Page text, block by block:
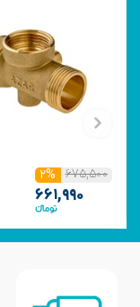
۶۷۵,۵۰۰ ۲%
۶۶۱,۹۹۰